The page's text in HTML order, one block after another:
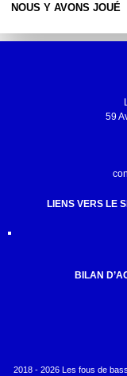
NOUS Y AVONS JOUÉ
59
LIENS VERS LE
BILAN
2018 - 2026 Les fous de